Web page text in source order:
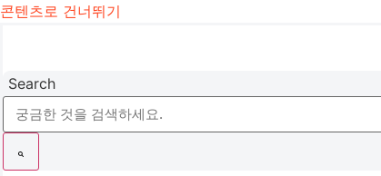
콘텐츠로 건너뛰기
Search